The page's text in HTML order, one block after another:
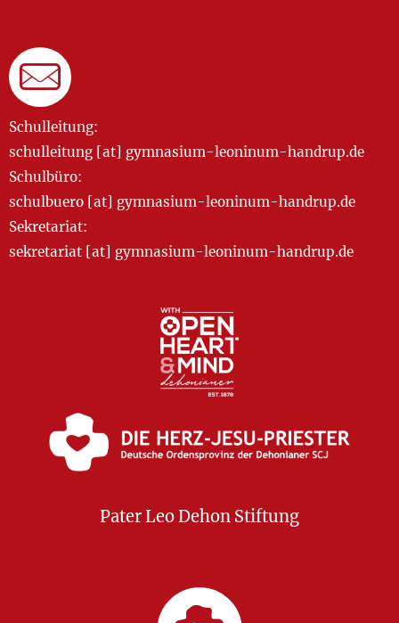
Schulleitung:
schulleitung [at] gymnasium-leoninum-handrup.de
Schulbüro:
schulbuero [at] gymnasium-leoninum-handrup.de
Sekretariat:
sekretariat [at] gymnasium-leoninum-handrup.de
Pater Leo Dehon Stiftung